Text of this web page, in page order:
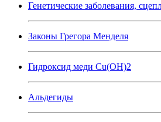
Генетические заболевания,
Законы Грегора Менделя
Гидроксид меди Cu(OH)2
Альдегиды